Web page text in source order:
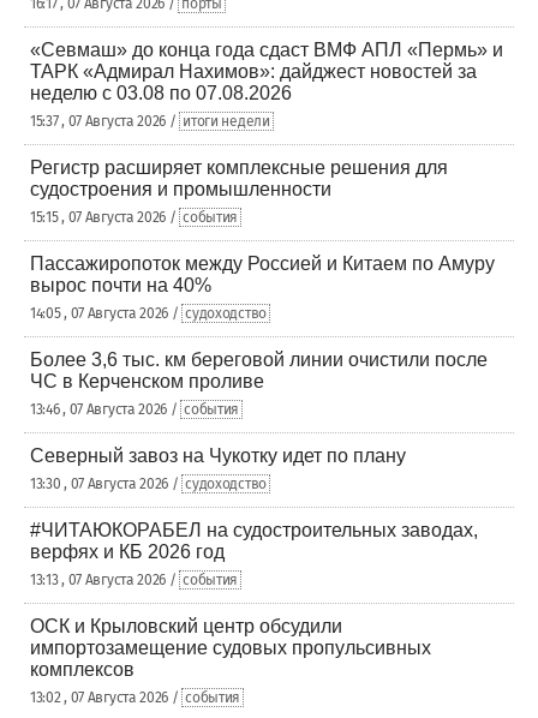
16:17 , 07 Августа 2026 / порты
«Севмаш» до конца года сдаст ВМФ АПЛ «Пермь» и
ТАРК «Адмирал Нахимов»: дайджест новостей за
неделю с 03.08 по 07.08.2026
15:37 , 07 Августа 2026 / итоги недели
Регистр расширяет комплексные решения для
судостроения и промышленности
15:15 , 07 Августа 2026 / события
Пассажиропоток между Россией и Китаем по Амуру
вырос почти на 40%
14:05 , 07 Августа 2026 / судоходство
Более 3,6 тыс. км береговой линии очистили после
ЧС в Керченском проливе
13:46 , 07 Августа 2026 / события
Северный завоз на Чукотку идет по плану
13:30 , 07 Августа 2026 / судоходство
#ЧИТАЮКОРАБЕЛ на судостроительных заводах,
верфях и КБ 2026 год
13:13 , 07 Августа 2026 / события
ОСК и Крыловский центр обсудили
импортозамещение судовых пропульсивных
комплексов
13:02 , 07 Августа 2026 / события